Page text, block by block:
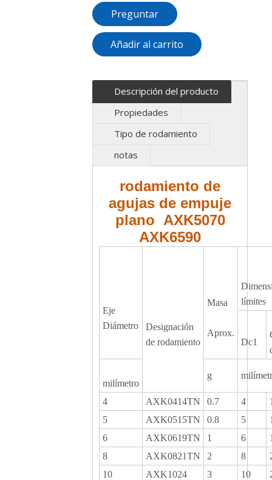
Preguntar
Añadir al carrito
Descripción del producto
Propiedades
Tipo de rodamiento
notas
rodamiento de
agujas de empuje
plano AXK5070
AXK6590
Eje
Diámetro
Designación
de rodamiento
Masa
Aprox.
límites
Dc1
milímetro
g
4 AXK0414TN 0.7 4
5
AXK0515TN 0.8 5
6
AXK0619TN 1 6
8
AXK0821TN 2 8
10
AXK1024 3 10